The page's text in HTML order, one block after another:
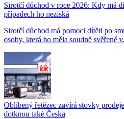
Sirotčí důchod v roce 2026: Kdy má
případech ho nezíská
Sirotčí důchod má pomoci dítěti po
osoby, která ho měla soudně svěřené
Oblíbený řetězec zavírá stovky
dotknou také Česka